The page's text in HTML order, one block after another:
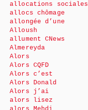
allocations sociales
allocs chômage
allongée d’une
Alloush
allument CNews
Almereyda
Alors
Alors CQFD
Alors c’est
Alors Donald
Alors j’ai
alors lisez